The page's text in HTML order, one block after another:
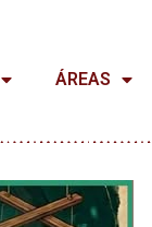
ÁREAS